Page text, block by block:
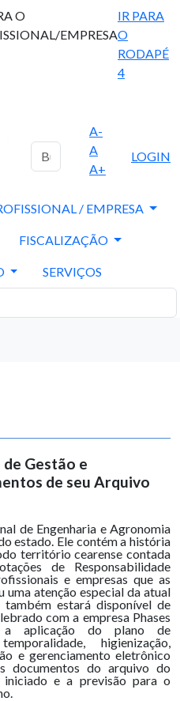
O
EMPRESA
IR PARA
O
RODAPÉ
4
A-
A
A+
LOGIN
/ EMPRESA
FISCALIZAÇÃO
SERVIÇOS
de Gestão e
de seu Arquivo
de Engenharia e Agronomia
estado. Ele contém a história
território cearense contada
de Responsabilidade
e empresas que as
uma atenção especial da atual
estará disponível de
com a empresa Phases
a aplicação do plano de
higienização,
e gerenciamento eletrônico
documentos do arquivo do
e a previsão para o